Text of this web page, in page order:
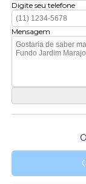
Digite seu telefone
Mensagem